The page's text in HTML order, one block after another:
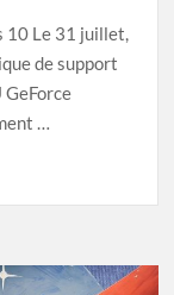
10 Le 31 juillet,
de support
GeForce
…